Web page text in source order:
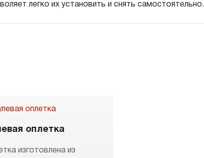
легко их установить и снять самостоятельно.
оплетка
изготовлена из